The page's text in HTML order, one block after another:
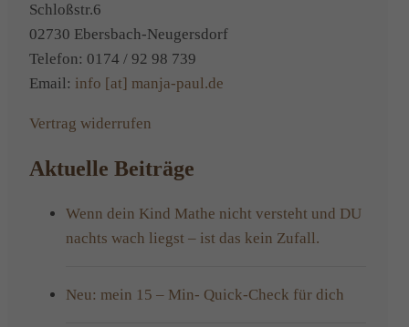
Schloßstr.6
02730 Ebersbach-Neugersdorf
Telefon: 0174 / 92 98 739
Email: info [at] manja-paul.de
Vertrag widerrufen
Aktuelle Beiträge
Wenn dein Kind Mathe nicht versteht und DU
nachts wach liegst – ist das kein Zufall.
Neu: mein 15 – Min- Quick-Check für dich